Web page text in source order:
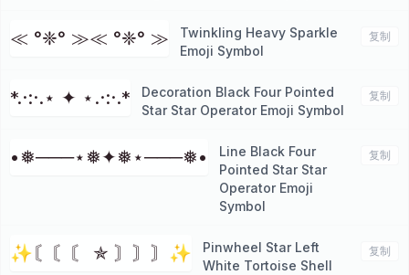
≪ °❈° ≫≪ °❈° ≫
Twinkling Heavy Sparkle
Emoji Symbol
复制
*.·:·.⋆ ✦ ⋆.·:·.*
Decoration Black Four Pointed
Star Star Operator Emoji Symbol
复制
•❅───⋆❅✦❅⋆───❅•
Line Black Four
Pointed Star Star
Operator Emoji
Symbol
复制
✨〘〘〘 ✯ 〙〙〙✨
Pinwheel Star Left
White Tortoise Shell
复制